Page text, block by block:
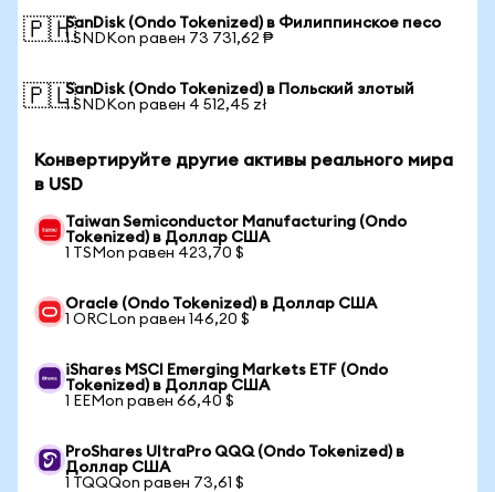
🇵🇭SanDisk (Ondo Tokenized) в Филиппинское песо
1 SNDKon равен 73 731,62 ₱
🇵🇱SanDisk (Ondo Tokenized) в Польский злотый
1 SNDKon равен 4 512,45 zł
Конвертируйте другие активы реального мира
в USD
Taiwan Semiconductor Manufacturing (Ondo
Tokenized) в Доллар США
1 TSMon равен 423,70 $
Oracle (Ondo Tokenized) в Доллар США
1 ORCLon равен 146,20 $
iShares MSCI Emerging Markets ETF (Ondo
Tokenized) в Доллар США
1 EEMon равен 66,40 $
ProShares UltraPro QQQ (Ondo Tokenized) в
Доллар США
1 TQQQon равен 73,61 $